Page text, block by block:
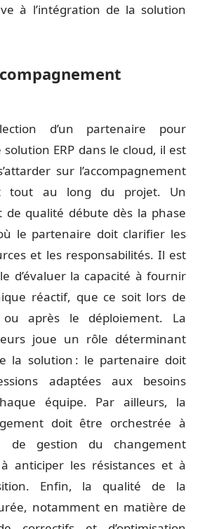
à l’intégration de la solution
d’un partenaire pour
solution ERP dans le cloud, il est
sur l’accompagnement
tout au long du projet. Un
de qualité débute dès la phase
le partenaire doit clarifier les
et les responsabilités. Il est
d’évaluer la capacité à fournir
réactif, que ce soit lors de
ou après le déploiement. La
joue un rôle déterminant
la solution : le partenaire doit
adaptées aux besoins
équipe. Par ailleurs, la
doit être orchestrée à
de gestion du changement
anticiper les résistances et à
Enfin, la qualité de la
notamment en matière de